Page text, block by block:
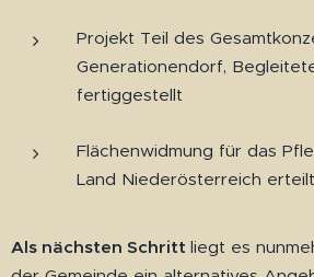
Projekt Teil des
Generationendorf,
fertiggestellt
Flächenwidmung für das
Land Niederösterreich erteilt
Als nächsten Schritt liegt es